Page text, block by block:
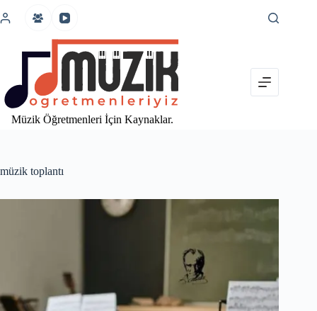
atla
Müzik Öğretmenleri İçin Kaynaklar.
müzik toplantı